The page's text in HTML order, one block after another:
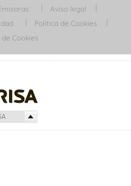
Aviso legal
Política de Cookies
Cookies